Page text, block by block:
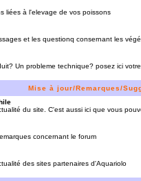
liées à l'elevage de vos poissons
et les questionq consernant les
Un probleme technique? posez ici
Mise à jour/Remarques/
du site. C'est aussi ici que vous
concernant le forum
des sites partenaires d'Aquariolo